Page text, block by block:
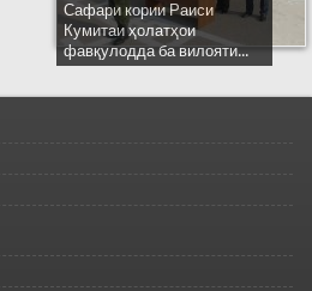
Сафари кории Раиси
Кумитаи ҳолатҳои
фавқулодда ба вилояти...